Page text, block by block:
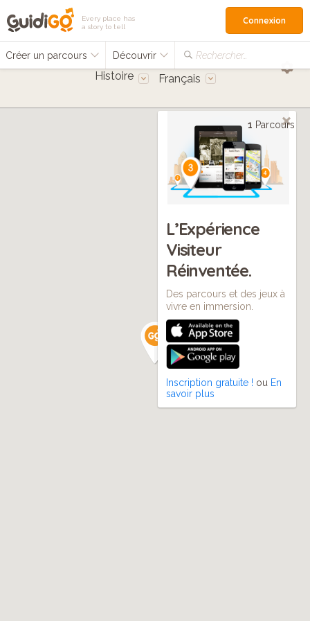
Every place has
a story to tell
Créer un parcours Découvrir Rechercher…
Connexion
Histoire Français
1 Parcours
L’Expérience
Visiteur
Réinventée.
Des parcours et des jeux à
vivre en immersion.
Inscription gratuite ! ou En
savoir plus